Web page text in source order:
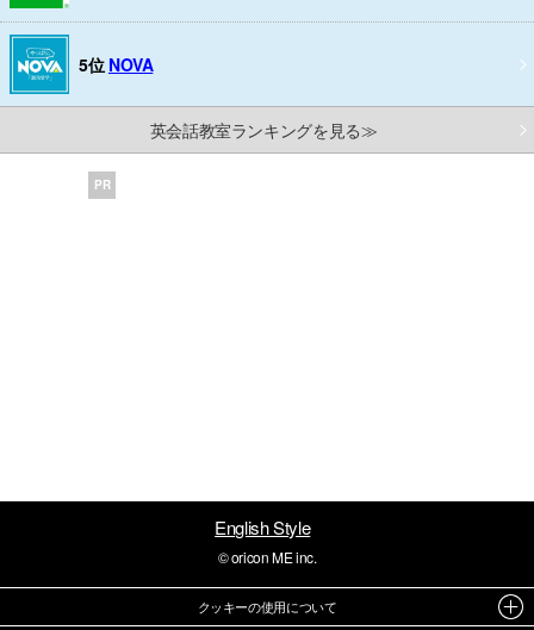
5位 NOVA
英会話教室ランキングを見る≫
PR
English Style
© oricon ME inc.
クッキーの使用について